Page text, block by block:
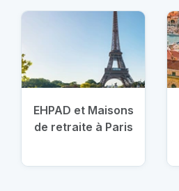
EHPAD et Maisons
de retraite à Paris